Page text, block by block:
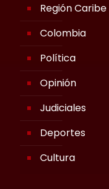
Región Caribe
Colombia
Política
Opinión
Judiciales
Deportes
Cultura